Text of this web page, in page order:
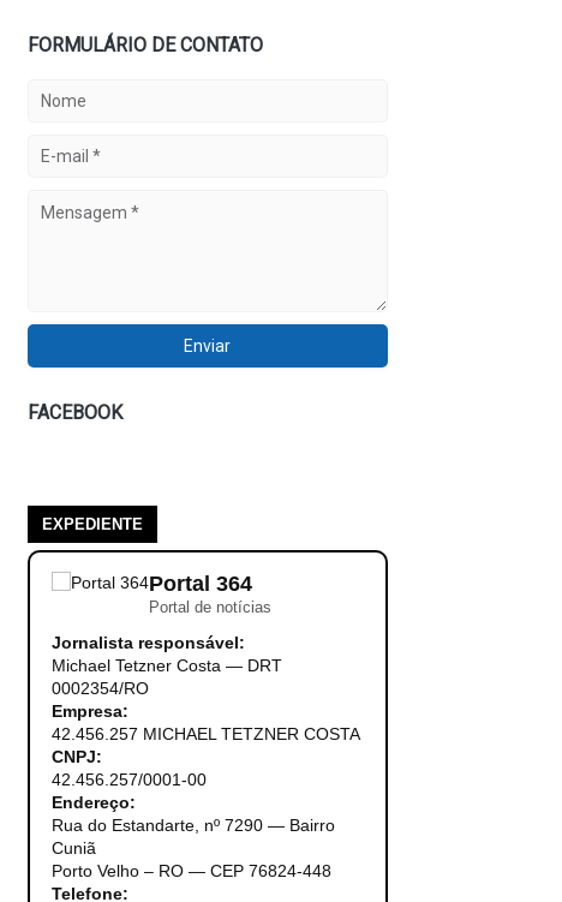
FORMULÁRIO DE CONTATO
FACEBOOK
EXPEDIENTE
Portal 364
Portal de notícias
Jornalista responsável:
Michael Tetzner Costa — DRT
0002354/RO
Empresa:
42.456.257 MICHAEL TETZNER COSTA
CNPJ:
42.456.257/0001-00
Endereço:
Rua do Estandarte, nº 7290 — Bairro
Cuniã
Porto Velho – RO — CEP 76824-448
Telefone: